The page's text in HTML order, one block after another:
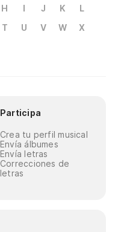
H I J K
L
T U V W
X
Participa
Crea tu perfil musical
Envía álbumes
Envía letras
Correcciones de
letras